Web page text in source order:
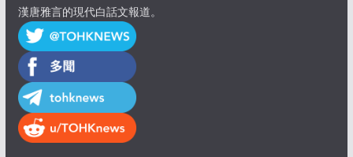
漢唐雅言的現代白話文報道。